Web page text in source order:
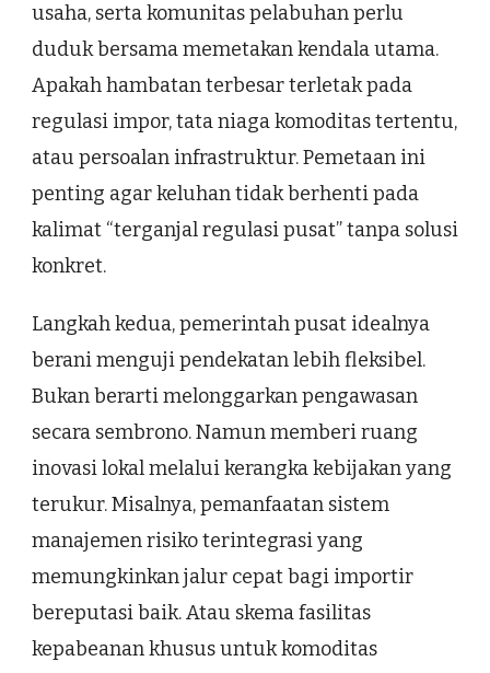
usaha, serta komunitas pelabuhan perlu
duduk bersama memetakan kendala utama.
Apakah hambatan terbesar terletak pada
regulasi impor, tata niaga komoditas tertentu,
atau persoalan infrastruktur. Pemetaan ini
penting agar keluhan tidak berhenti pada
kalimat “terganjal regulasi pusat” tanpa solusi
konkret.
Langkah kedua, pemerintah pusat idealnya
berani menguji pendekatan lebih fleksibel.
Bukan berarti melonggarkan pengawasan
secara sembrono. Namun memberi ruang
inovasi lokal melalui kerangka kebijakan yang
terukur. Misalnya, pemanfaatan sistem
manajemen risiko terintegrasi yang
memungkinkan jalur cepat bagi importir
bereputasi baik. Atau skema fasilitas
kepabeanan khusus untuk komoditas